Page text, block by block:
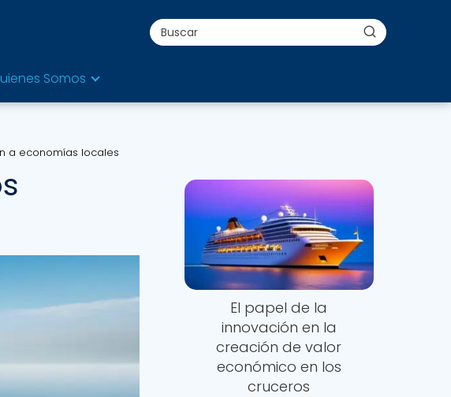
Somos
a economías locales
El papel de la
innovación en la
creación de valor
económico en los
cruceros